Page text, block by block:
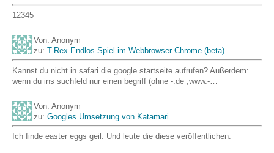
12345
Von: Anonym
zu: T-Rex Endlos Spiel im Webbrowser Chrome (beta)
Kannst du nicht in safari die google startseite aufrufen? Außerdem:
wenn du ins suchfeld nur einen begriff (ohne -.de ,www.-…
Von: Anonym
zu: Googles Umsetzung von Katamari
Ich finde easter eggs geil. Und leute die diese veröffentlichen.